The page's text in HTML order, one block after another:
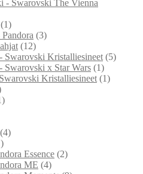
- Swarovski The Vienna
(1)
(3)
(12)
Swarovski Kristalliesineet (5)
Swarovski x Star Wars (1)
Kristalliesineet (1)
(4)
Essence (2)
ME (4)